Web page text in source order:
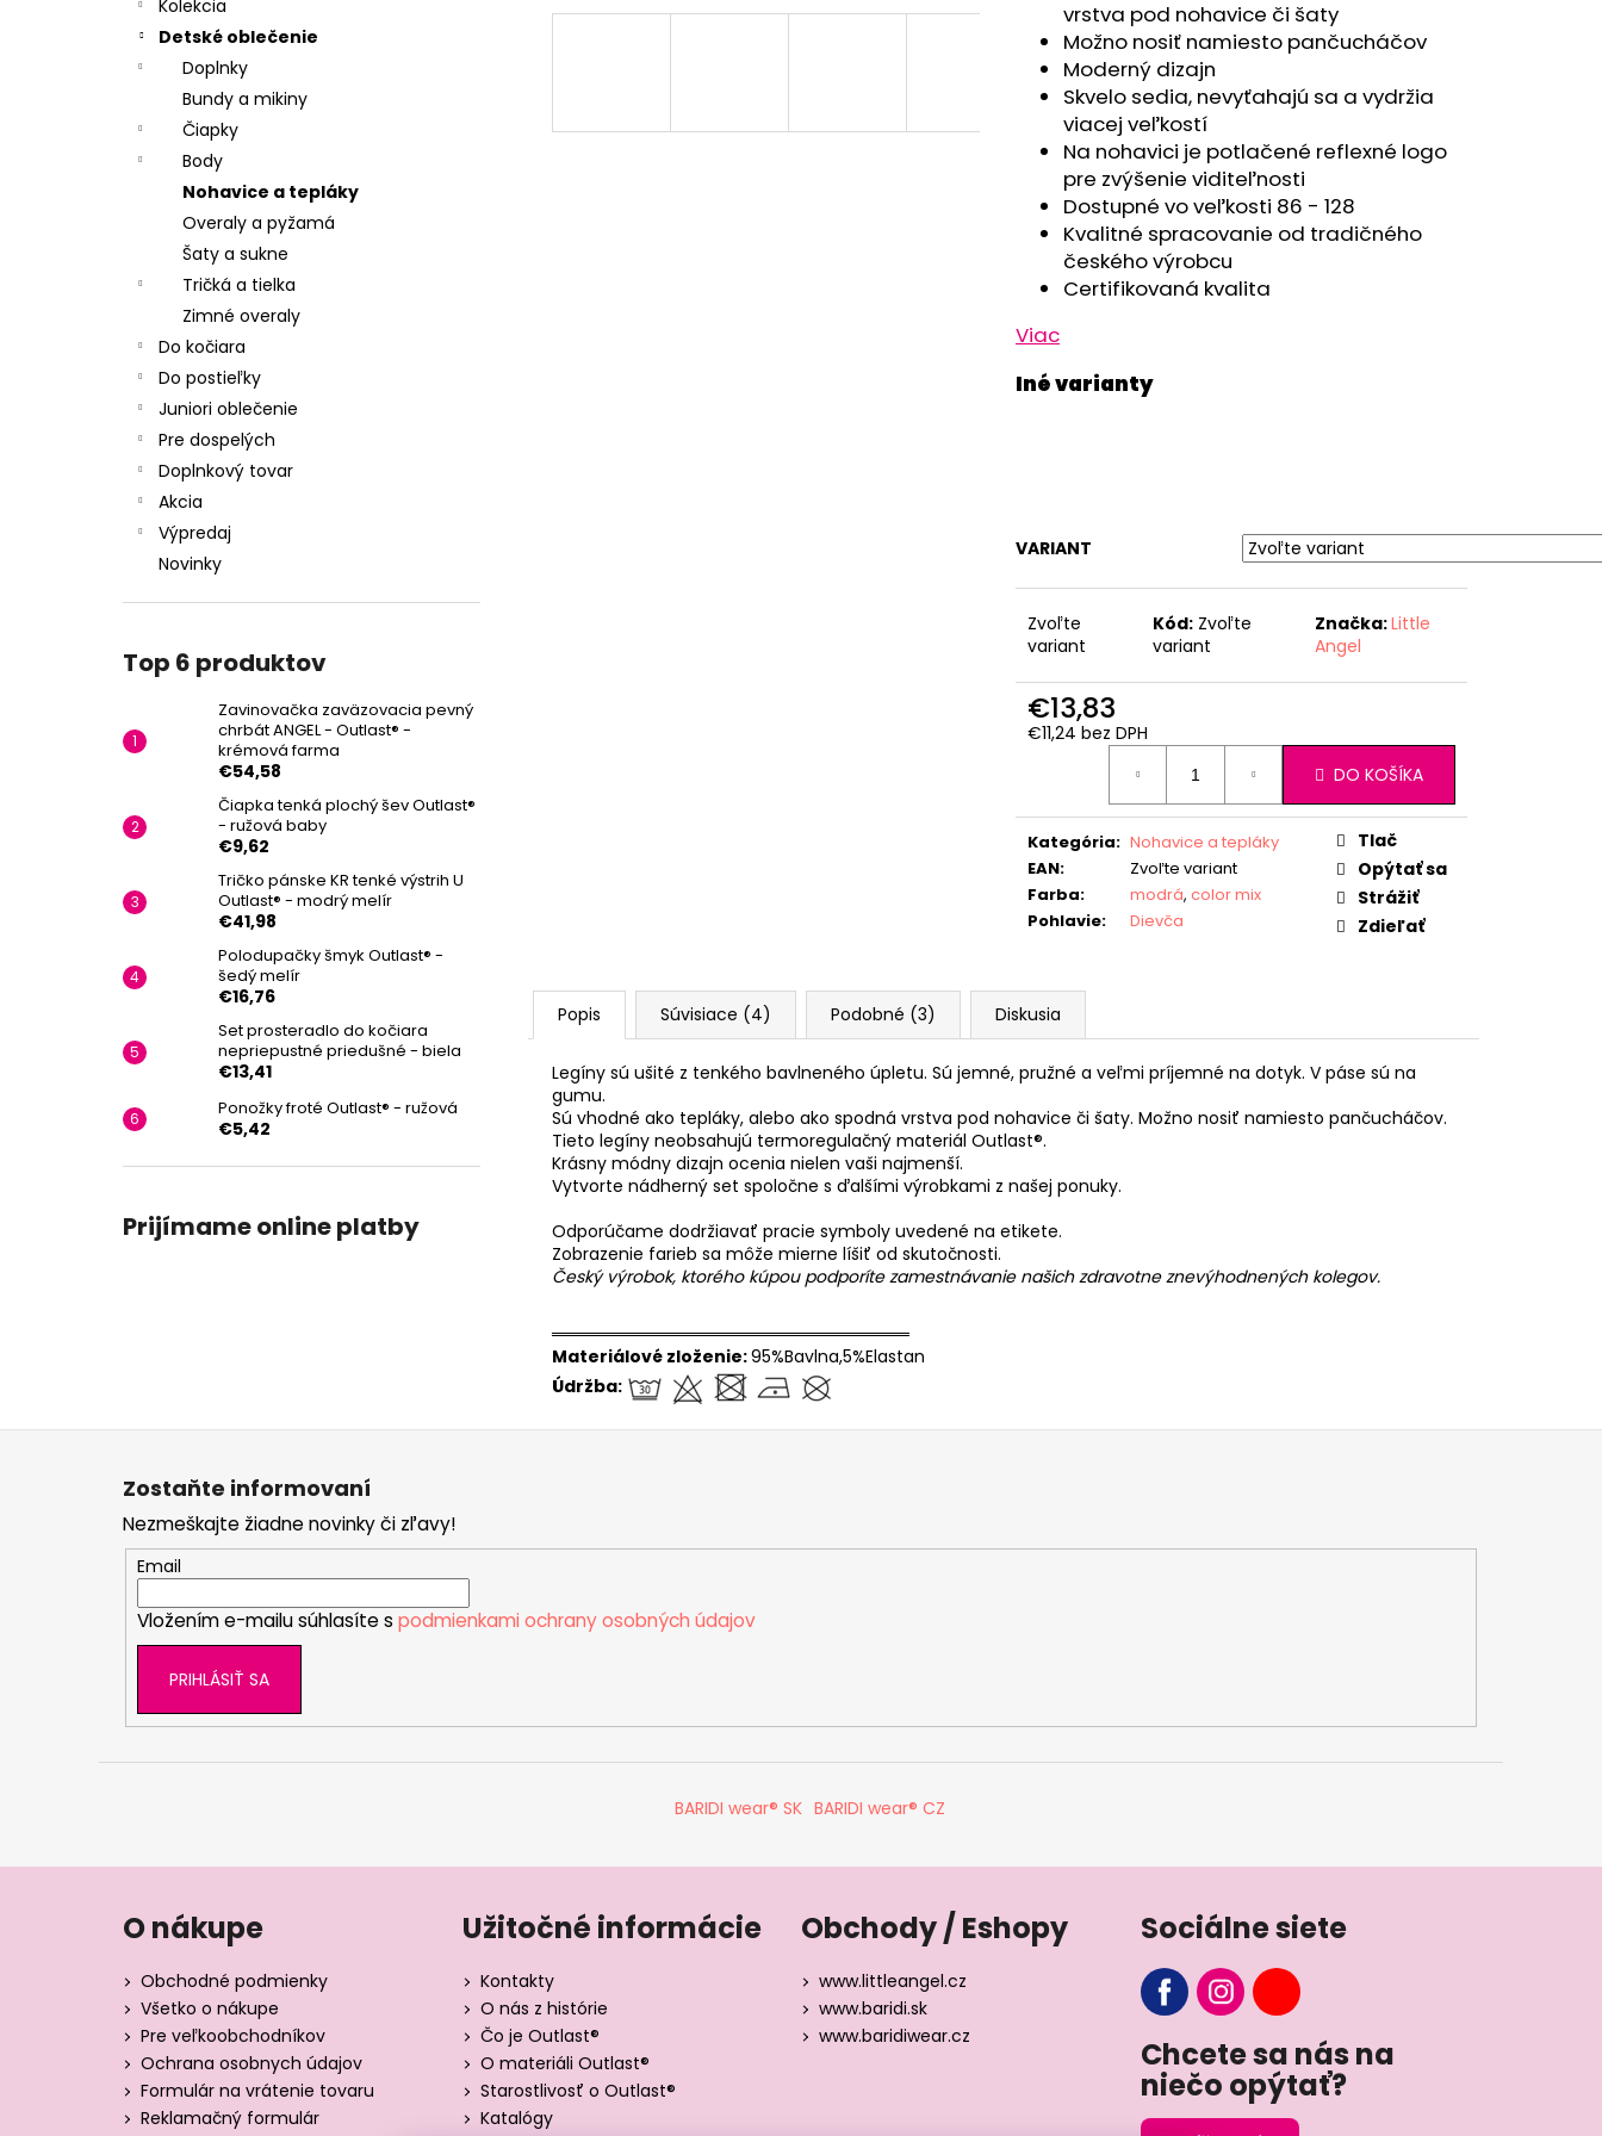
Kolekcia
Detské oblečenie
Doplnky
Bundy a mikiny
Čiapky
Body
Nohavice a tepláky
Overaly a pyžamá
Šaty a sukne
Tričká a tielka
Zimné overaly
Do kočiara
Do postieľky
Juniori oblečenie
Pre dospelých
Doplnkový tovar
Akcia
Výpredaj
Novinky
Top 6 produktov
Zavinovačka zaväzovacia pevný
chrbát ANGEL - Outlast® -
krémová farma
€54,58
Čiapka tenká plochý šev Outlast®
- ružová baby
€9,62
Tričko pánske KR tenké výstrih U
Outlast® - modrý melír
€41,98
Polodupačky šmyk Outlast® -
šedý melír
€16,76
Set prosteradlo do kočiara
nepriepustné priedušné - biela
€13,41
Ponožky froté Outlast® - ružová
€5,42
Prijímame online platby
vrstva pod nohavice či šaty
Možno nosiť namiesto pančucháčov
Moderný dizajn
Skvelo sedia, nevyťahajú sa a vydržia
viacej veľkostí
Na nohavici je potlačené reflexné logo
pre zvýšenie viditeľnosti
Dostupné vo veľkosti 86 - 128
Kvalitné spracovanie od tradičného
českého výrobcu
Certifikovaná kvalita
Viac
VARIANT
Zvoľte
variant
Kód: Zvoľte
variant
Značka:Little
Angel
€13,83
€11,24 bez DPH
DO KOŠÍKA
Kategória: Nohavice a tepláky
EAN:
Zvoľte variant
Farba: modrá, color mix
Pohlavie: Dievča
Tlač
Opýtať sa
Strážiť
Zdieľať
Popis Súvisiace (4) Podobné (3) Diskusia
Legíny sú ušité z tenkého bavlneného úpletu. Sú jemné, pružné a veľmi príjemné na dotyk. V páse sú na
gumu.
Sú vhodné ako tepláky, alebo ako spodná vrstva pod nohavice či šaty. Možno nosiť namiesto pančucháčov.
Tieto legíny neobsahujú termoregulačný materiál Outlast®.
Krásny módny dizajn ocenia nielen vaši najmenší.
Vytvorte nádherný set spoločne s ďalšími výrobkami z našej ponuky.
Odporúčame dodržiavať pracie symboly uvedené na etikete.
Zobrazenie farieb sa môže mierne líšiť od skutočnosti.
Český výrobok, ktorého kúpou podporíte zamestnávanie našich zdravotne znevýhodnených kolegov.
══════════════════════════════
Materiálové zloženie:95%Bavlna,5%Elastan
Údržba:
Zostaňte informovaní
Nezmeškajte žiadne novinky či zľavy!
Email
Vložením e-mailu súhlasíte s podmienkami ochrany osobných údajov
PRIHLÁSIŤ SA
BARIDI wear® SK BARIDI wear® CZ
O nákupe
Obchodné podmienky
Všetko o nákupe
Pre veľkoobchodníkov
Ochrana osobnych údajov
Formulár na vrátenie tovaru
Reklamačný formulár
Užitočné informácie
Kontakty
O nás z histórie
Čo je Outlast®
O materiáli Outlast®
Starostlivosť o Outlast®
Katalógy
Obchody / Eshopy
www.littleangel.cz
www.baridi.sk
www.baridiwear.cz
Sociálne siete
Chcete sa nás na
niečo opýtať?